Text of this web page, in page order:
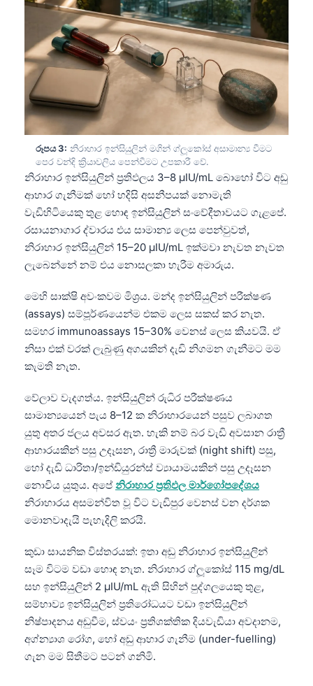
රූපය 3: නිරාහාර ඉන්සියුලින් මගින් ග්ලූකෝස් අසාමාන්‍ය වීමට
පෙර වන්දි ක්‍රියාවලිය පෙන්වීමට උපකාරී වේ.
නිරාහාර ඉන්සියුලින් ප්‍රතිඵලය 3–8 µIU/mL බොහෝ විට අඩු
ආහාර ගැනීමක් හෝ හදිසි අසනීපයක් නොමැති
වැඩිහිටියෙකු තුළ හොඳ ඉන්සියුලින් සංවේදීතාවයට ගැළපේ.
රසායනාගාර ද්වාරය එය සාමාන්‍ය ලෙස පෙන්වුවත්,
නිරාහාර ඉන්සියුලින් 15–20 µIU/mL ඉක්මවා නැවත නැවත
ලැබෙන්නේ නම් එය නොසලකා හැරීම අමාරුය.
මෙහි සාක්ෂි අවංකවම මිශ්‍රය. මන්ද ඉන්සියුලින් පරීක්ෂණ
(assays) සම්පූර්ණයෙන්ම එකම ලෙස සකස් කර නැත.
සමහර immunoassays 15–30% වෙනස් ලෙස කියවයි. ඒ
නිසා එක් වරක් ලැබුණු අගයකින් දැඩි නිගමන ගැනීමට මම
කැමති නැත.
වේලාව වැදගත්ය. ඉන්සියුලින් රුධිර පරීක්ෂණය
සාමාන්‍යයෙන් පැය 8–12 ක නිරාහාරයෙන් පසුව ලබාගත
යුතු අතර ජලය අවසර ඇත. හැකි නම් බර වැඩි අවසාන රාත්‍රී
ආහාරයකින් පසු උදෑසන, රාත්‍රී මාරුවක් (night shift) පසු,
හෝ දැඩි ධාරිතා/ඉන්ඩියුරන්ස් ව්‍යායාමයකින් පසු උදෑසන
නොවිය යුතුය. අපේ නිරාහාර ප්‍රතිඵල මාර්ගෝපදේශය
නිරාහාරය අසමන්විත වූ විට වැඩිපුර වෙනස් වන දර්ශක
මොනවාදැයි පැහැදිලි කරයි.
කුඩා සායනික විස්තරයක්: ඉතා අඩු නිරාහාර ඉන්සියුලින්
සෑම විටම වඩා හොඳ නැත. නිරාහාර ග්ලූකෝස් 115 mg/dL
සහ ඉන්සියුලින් 2 µIU/mL ඇති සිහින් පුද්ගලයෙකු තුළ,
සම්භාව්‍ය ඉන්සියුලින් ප්‍රතිරෝධයට වඩා ඉන්සියුලින්
නිෂ්පාදනය අඩුවීම, ස්වයං ප්‍රතිශක්තික දියවැඩියා අවදානම,
අග්න්‍යාශ රෝග, හෝ අඩු ආහාර ගැනීම (under-fuelling)
ගැන මම සිතීමට පටන් ගනිමි.